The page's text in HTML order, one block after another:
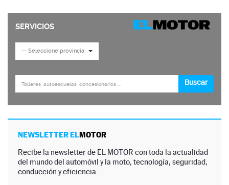
NEWSLETTER ELMOTOR
Recibe la newsletter de EL MOTOR con toda la actualidad
del mundo del automóvil y la moto, tecnología, seguridad,
conducción y eficiencia.